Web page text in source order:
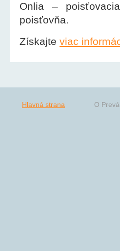
Onlia –
poisťovňa.
Získajte viac
Hlavná strana O